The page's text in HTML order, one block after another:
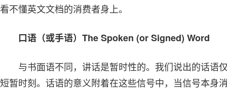
看不懂英文文档的消费者身上。
口语（或手语）The Spoken (or Signed) Word
与书面语不同，讲话是暂时性的。我们说出的话语
短暂时刻。话语的意义附着在这些信号中，当信号本身